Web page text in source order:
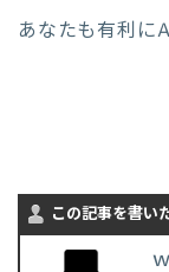
あなたも有利に
この記事を書い